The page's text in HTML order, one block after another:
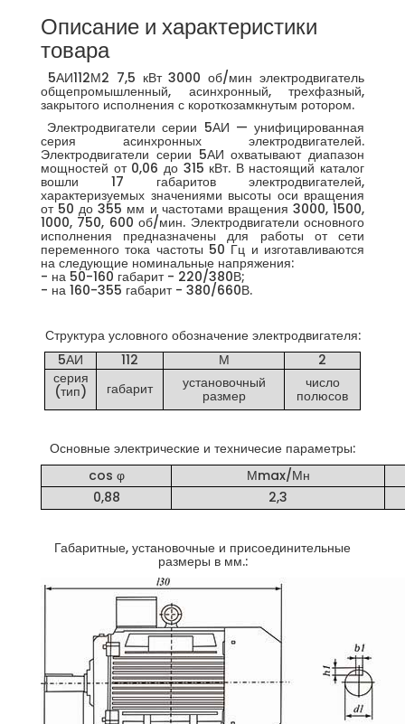
Описание и характеристики
товара
5АИ112М2 7,5 кВт 3000 об/мин электродвигатель
общепромышленный, асинхронный, трехфазный,
закрытого исполнения с короткозамкнутым ротором.
Электродвигатели серии 5АИ — унифицированная
серия асинхронных электродвигателей.
Электродвигатели серии 5АИ охватывают диапазон
мощностей от 0,06 до 315 кВт. В настоящий каталог
вошли 17 габаритов электродвигателей,
характеризуемых значениями высоты оси вращения
от 50 до 355 мм и частотами вращения 3000, 1500,
1000, 750, 600 об/мин. Электродвигатели основного
исполнения предназначены для работы от сети
переменного тока частоты 50 Гц и изготавливаются
на следующие номинальные напряжения:
- на 50-160 габарит - 220/380В;
- на 160-355 габарит - 380/660В.
Структура условного обозначение электродвигателя:
5АИ
112 М
2
серия
(тип) габарит установочный
размер
число
полюсов
Основные электрические и техничесие параметры:
cos φ
Мmax/Мн
0,88
2,3
Габаритные, установочные и присоединительные
размеры в мм.: